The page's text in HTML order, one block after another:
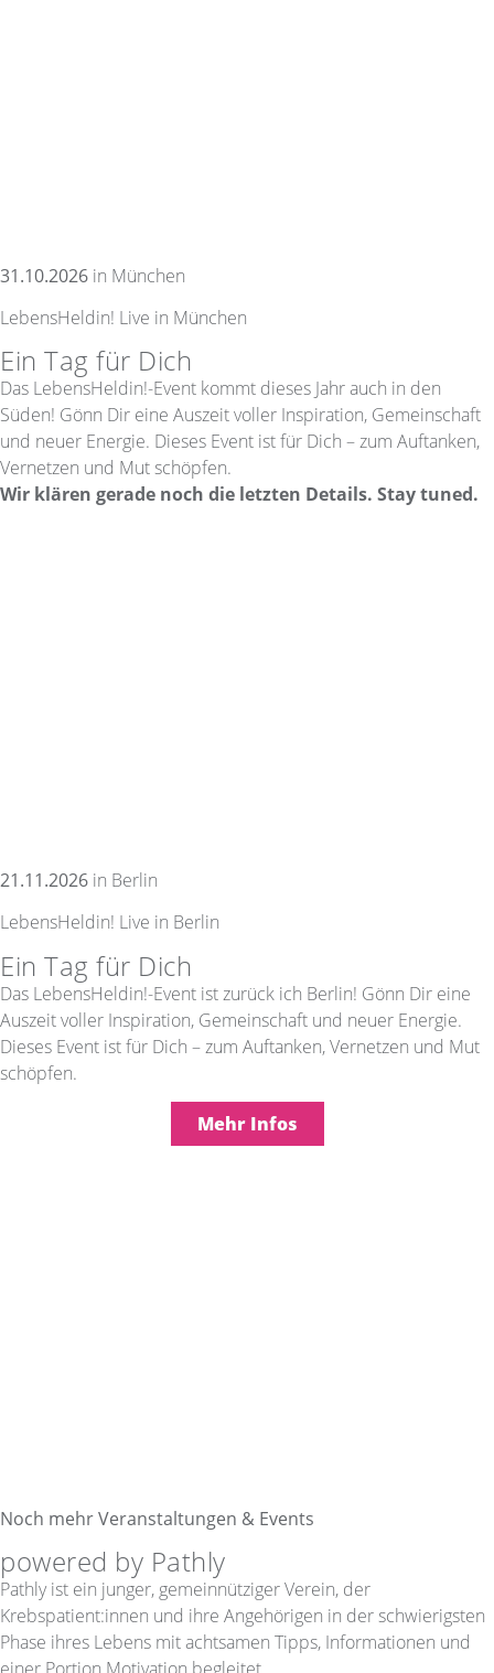
31.10.2026 in München
LebensHeldin! Live in München
Ein Tag für Dich
Das LebensHeldin!-Event kommt dieses Jahr auch in den
Süden! Gönn Dir eine Auszeit voller Inspiration, Gemeinschaft
und neuer Energie. Dieses Event ist für Dich – zum Auftanken,
Vernetzen und Mut schöpfen.
Wir klären gerade noch die letzten Details. Stay tuned.
21.11.2026 in Berlin
LebensHeldin! Live in Berlin
Ein Tag für Dich
Das LebensHeldin!-Event ist zurück ich Berlin! Gönn Dir eine
Auszeit voller Inspiration, Gemeinschaft und neuer Energie.
Dieses Event ist für Dich – zum Auftanken, Vernetzen und Mut
schöpfen.
Mehr Infos
Noch mehr Veranstaltungen & Events
powered by Pathly
Pathly ist ein junger, ­gemeinnütziger­ Verein, der
Krebspatient:innen und ihre ­Angehörigen in der schwierigsten
Phase ihres Lebens mit achtsamen Tipps, Informationen und